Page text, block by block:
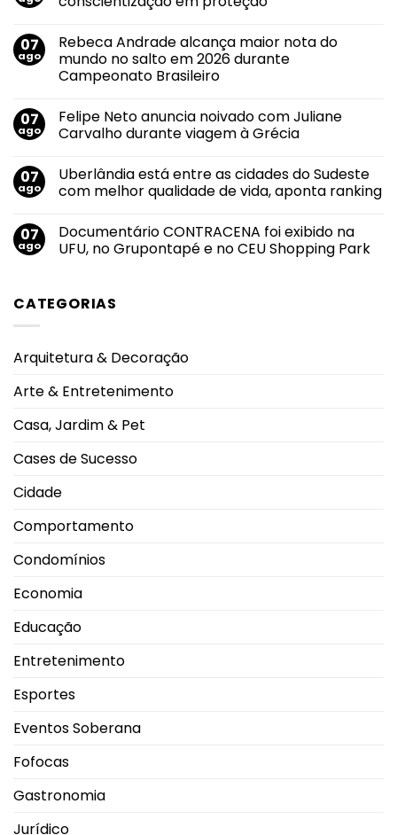
em
Agosto
Lilás
2026:
transformar
em
proteção
07
ago
Rebeca Andrade alcança maior nota do
mundo no salto em 2026 durante
Campeonato Brasileiro
em
Rebeca
Andrade
nota
do
mundo
em
2026
durante
07
ago
Felipe Neto anuncia noivado com Juliane
Carvalho durante viagem à Grécia
em
Felipe
Neto
com
Juliane
Carvalho
Grécia
07
ago
Uberlândia está entre as cidades do Sudeste
com melhor qualidade de vida, aponta ranking
em
Uberlândia
está
do
Sudeste
de
ranking
07
ago
Documentário CONTRACENA foi exibido na
UFU, no Grupontapé e no CEU Shopping Park
Documentário
CONTRACENA
UFU,
e
Shopping
CATEGORIAS
Arquitetura & Decoração
Arte & Entretenimento
Casa, Jardim & Pet
Cases de Sucesso
Cidade
Comportamento
Condomínios
Economia
Educação
Entretenimento
Esportes
Eventos Soberana
Fofocas
Gastronomia
Jurídico